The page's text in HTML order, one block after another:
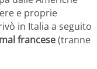
e proprie
in Italia a seguito
mal francese(tranne